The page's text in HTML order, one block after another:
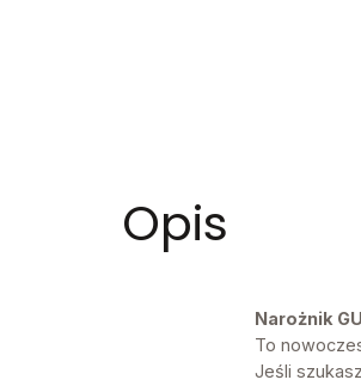
Opis
Narożnik
To
Jeśli